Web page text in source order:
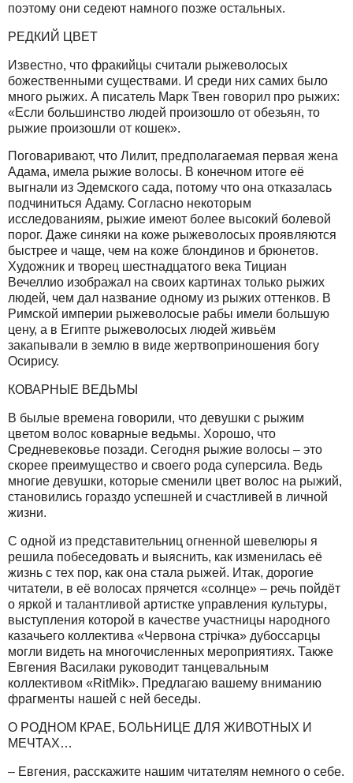
поэтому они седеют намного позже остальных.
РЕДКИЙ ЦВЕТ
Известно, что фракийцы считали рыжеволосых
божественными существами. И среди них самих было
много рыжих. А писатель Марк Твен говорил про рыжих:
«Если большинство людей произошло от обезьян, то
рыжие произошли от кошек».
Поговаривают, что Лилит, предполагаемая первая жена
Адама, имела рыжие волосы. В конечном итоге её
выгнали из Эдемского сада, потому что она отказалась
подчиниться Адаму. Согласно некоторым
исследованиям, рыжие имеют более высокий болевой
порог. Даже синяки на коже рыжеволосых проявляются
быстрее и чаще, чем на коже блондинов и брюнетов.
Художник и творец шестнадцатого века Тициан
Вечеллио изображал на своих картинах только рыжих
людей, чем дал название одному из рыжих оттенков. В
Римской империи рыжеволосые рабы имели большую
цену, а в Египте рыжеволосых людей живьём
закапывали в землю в виде жертвоприношения богу
Осирису.
КОВАРНЫЕ ВЕДЬМЫ
В былые времена говорили, что девушки с рыжим
цветом волос коварные ведьмы. Хорошо, что
Средневековье позади. Сегодня рыжие волосы – это
скорее преимущество и своего рода суперсила. Ведь
многие девушки, которые сменили цвет волос на рыжий,
становились гораздо успешней и счастливей в личной
жизни.
С одной из представительниц огненной шевелюры я
решила побеседовать и выяснить, как изменилась её
жизнь с тех пор, как она стала рыжей. Итак, дорогие
читатели, в её волосах прячется «солнце» – речь пойдёт
о яркой и талантливой артистке управления культуры,
выступления которой в качестве участницы народного
казачьего коллектива «Червона стрiчка» дубоссарцы
могли видеть на многочисленных мероприятиях. Также
Евгения Василаки руководит танцевальным
коллективом «RitMik». Предлагаю вашему вниманию
фрагменты нашей с ней беседы.
О РОДНОМ КРАЕ, БОЛЬНИЦЕ ДЛЯ ЖИВОТНЫХ И
МЕЧТАХ…
– Евгения, расскажите нашим читателям немного о себе.